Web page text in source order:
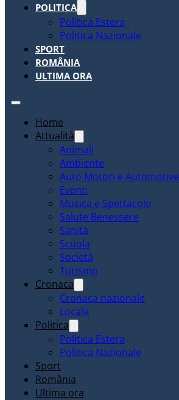
POLITICA
Politica Estera
Politica Nazionale
SPORT
ROMÂNIA
ULTIMA ORA
Home
Attualità
Animali
Ambiente
Auto Motori e Automotive
Eventi
Musica e Spettacolo
Salute Benessere
Sanità
Scuola
Società
Turismo
Cronaca
Cronaca nazionale
Locale
Politica
Politica Estera
Politica Nazionale
Sport
România
Ultima ora